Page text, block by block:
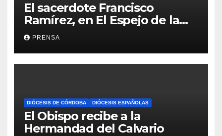
El sacerdote Francisco
Ramírez, en El Espejo de la
Iglesia
PRENSA
DIÓCESIS DE CÓRDOBA DIÓCESIS ESPAÑOLAS
El Obispo recibe a la
Hermandad del Calvario